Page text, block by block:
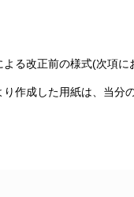
よる改正前の様式(次項に
作成した用紙は、当分